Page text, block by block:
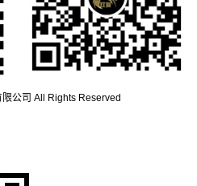
公司 All Rights Reserved